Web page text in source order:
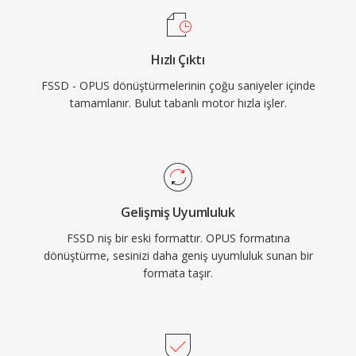
sağlar ve bu sayede her modern tarayıcı bir
Discord, Zoom ve YouTube gerçek zamanlı ses
için Opus&#039;a güvenir.
Hızlı Çıktı
FSSD - OPUS dönüştürmelerinin çoğu saniyeler içinde
tamamlanır. Bulut tabanlı motor hızla işler.
Gelişmiş Uyumluluk
FSSD niş bir eski formattır. OPUS formatına
dönüştürme, sesinizi daha geniş uyumluluk sunan bir
formata taşır.